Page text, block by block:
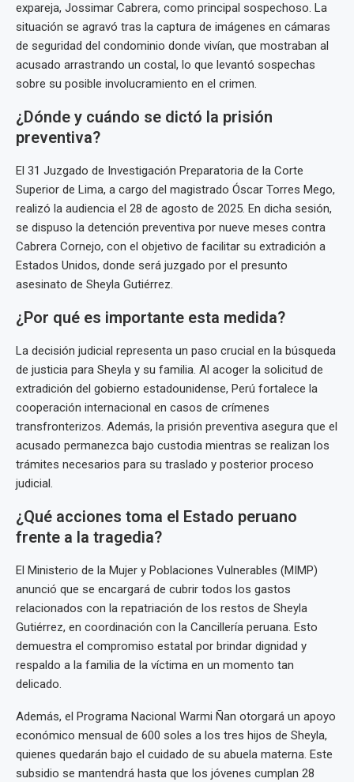
expareja, Jossimar Cabrera, como principal sospechoso. La
situación se agravó tras la captura de imágenes en cámaras
de seguridad del condominio donde vivían, que mostraban al
acusado arrastrando un costal, lo que levantó sospechas
sobre su posible involucramiento en el crimen.
¿Dónde y cuándo se dictó la prisión
preventiva?
El 31 Juzgado de Investigación Preparatoria de la Corte
Superior de Lima, a cargo del magistrado Óscar Torres Mego,
realizó la audiencia el 28 de agosto de 2025. En dicha sesión,
se dispuso la detención preventiva por nueve meses contra
Cabrera Cornejo, con el objetivo de facilitar su extradición a
Estados Unidos, donde será juzgado por el presunto
asesinato de Sheyla Gutiérrez.
¿Por qué es importante esta medida?
La decisión judicial representa un paso crucial en la búsqueda
de justicia para Sheyla y su familia. Al acoger la solicitud de
extradición del gobierno estadounidense, Perú fortalece la
cooperación internacional en casos de crímenes
transfronterizos. Además, la prisión preventiva asegura que el
acusado permanezca bajo custodia mientras se realizan los
trámites necesarios para su traslado y posterior proceso
judicial.
¿Qué acciones toma el Estado peruano
frente a la tragedia?
El Ministerio de la Mujer y Poblaciones Vulnerables (MIMP)
anunció que se encargará de cubrir todos los gastos
relacionados con la repatriación de los restos de Sheyla
Gutiérrez, en coordinación con la Cancillería peruana. Esto
demuestra el compromiso estatal por brindar dignidad y
respaldo a la familia de la víctima en un momento tan
delicado.
Además, el Programa Nacional Warmi Ñan otorgará un apoyo
económico mensual de 600 soles a los tres hijos de Sheyla,
quienes quedarán bajo el cuidado de su abuela materna. Este
subsidio se mantendrá hasta que los jóvenes cumplan 28